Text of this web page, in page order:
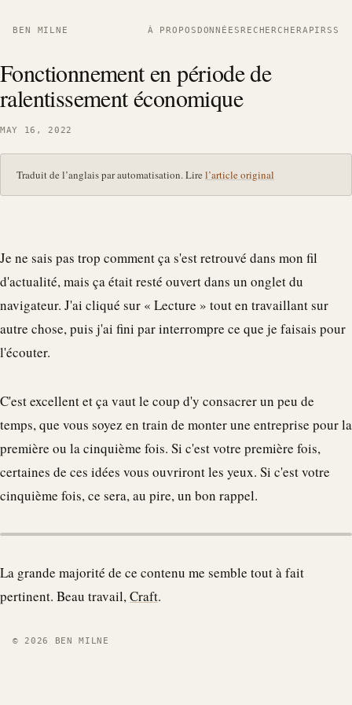
BEN MILNE À PROPOSDONNÉESRECHERCHERAPIRSS
Fonctionnement en période de
ralentissement économique
MAY 16, 2022
Traduit de l’anglais par automatisation. Lire l’article original
Je ne sais pas trop comment ça s'est retrouvé dans mon fil
d'actualité, mais ça était resté ouvert dans un onglet du
navigateur. J'ai cliqué sur « Lecture » tout en travaillant sur
autre chose, puis j'ai fini par interrompre ce que je faisais pour
l'écouter.
C'est excellent et ça vaut le coup d'y consacrer un peu de
temps, que vous soyez en train de monter une entreprise pour la
première ou la cinquième fois. Si c'est votre première fois,
certaines de ces idées vous ouvriront les yeux. Si c'est votre
cinquième fois, ce sera, au pire, un bon rappel.
La grande majorité de ce contenu me semble tout à fait
pertinent. Beau travail,Craft.
© 2026 BEN MILNE